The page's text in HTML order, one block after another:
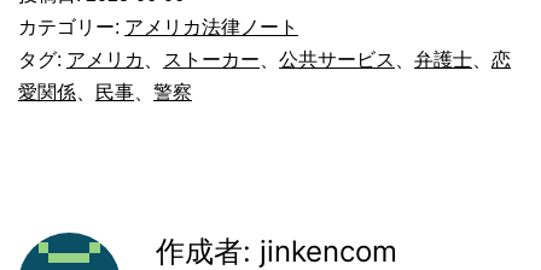
カテゴリー: アメリカ法律ノート
タグ: アメリカ ストーカー 公共サービス 弁護士
恋
愛関係
民事 警察
作成者: jinkencom